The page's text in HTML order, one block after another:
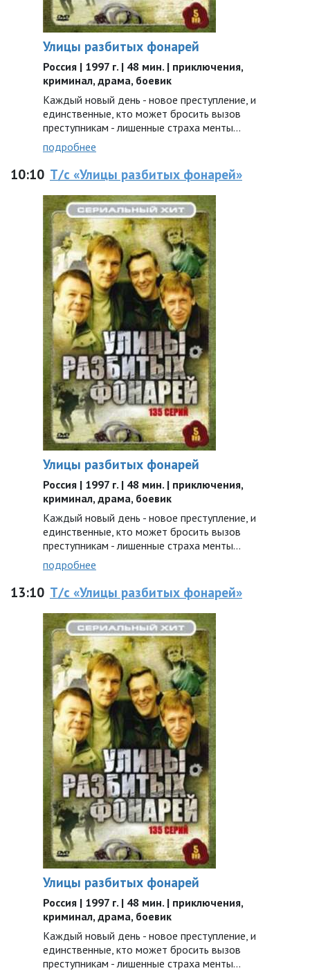
Улицы разбитых фонарей
Россия | 1997 г. | 48 мин. | приключения,
криминал, драма, боевик
Каждый новый день - новое преступление, и
единственные, кто может бросить вызов
преступникам - лишенные страха менты...
подробнее
10:10 Т/с «Улицы разбитых фонарей»
Улицы разбитых фонарей
Россия | 1997 г. | 48 мин. | приключения,
криминал, драма, боевик
Каждый новый день - новое преступление, и
единственные, кто может бросить вызов
преступникам - лишенные страха менты...
подробнее
13:10 Т/с «Улицы разбитых фонарей»
Улицы разбитых фонарей
Россия | 1997 г. | 48 мин. | приключения,
криминал, драма, боевик
Каждый новый день - новое преступление, и
единственные, кто может бросить вызов
преступникам - лишенные страха менты...